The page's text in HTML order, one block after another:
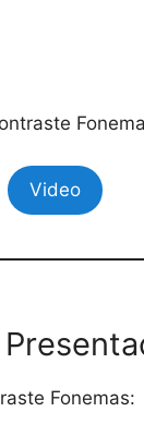
Video
Fonemas: